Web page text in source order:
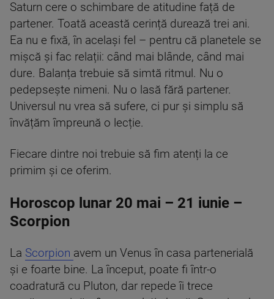
Saturn cere o schimbare de atitudine față de
partener. Toată această cerință durează trei ani.
Ea nu e fixă, în același fel – pentru că planetele se
mișcă și fac relații: când mai blânde, când mai
dure. Balanța trebuie să simtă ritmul. Nu o
pedepsește nimeni. Nu o lasă fără partener.
Universul nu vrea să sufere, ci pur și simplu să
învățăm împreună o lecție.
Fiecare dintre noi trebuie să fim atenți la ce
primim și ce oferim.
Horoscop lunar 20 mai – 21 iunie –
Scorpion
La Scorpion avem un Venus în casa partenerială
și e foarte bine. La început, poate fi într-o
coadratură cu Pluton, dar repede îi trece